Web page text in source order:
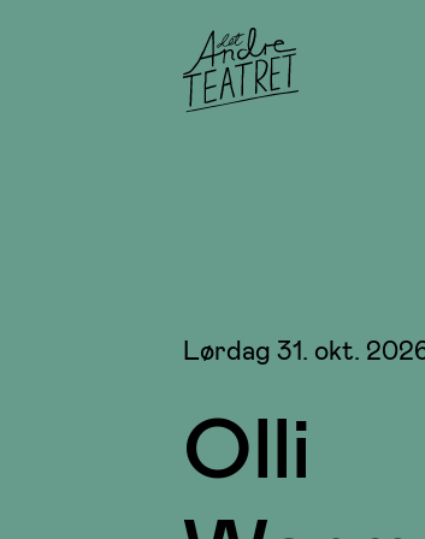
Lørdag 31. okt.
Olli